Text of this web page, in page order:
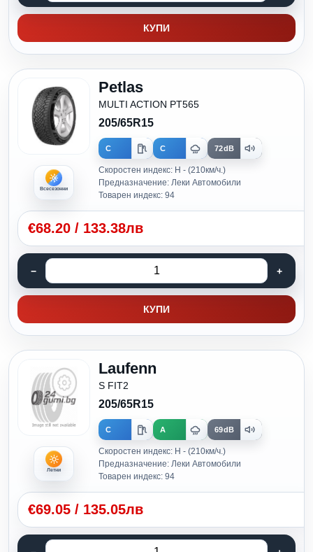
КУПИ
Всесезонни
Petlas
MULTI ACTION PT565
205/65R15
C C 72dB
Скоростен индекс: H - (210км/ч.)
Предназначение: Леки Автомобили
Товарен индекс: 94
€68.20 / 133.38лв
КУПИ
Летни
Laufenn
S FIT2
205/65R15
C A 69dB
Скоростен индекс: H - (210км/ч.)
Предназначение: Леки Автомобили
Товарен индекс: 94
€69.05 / 135.05лв